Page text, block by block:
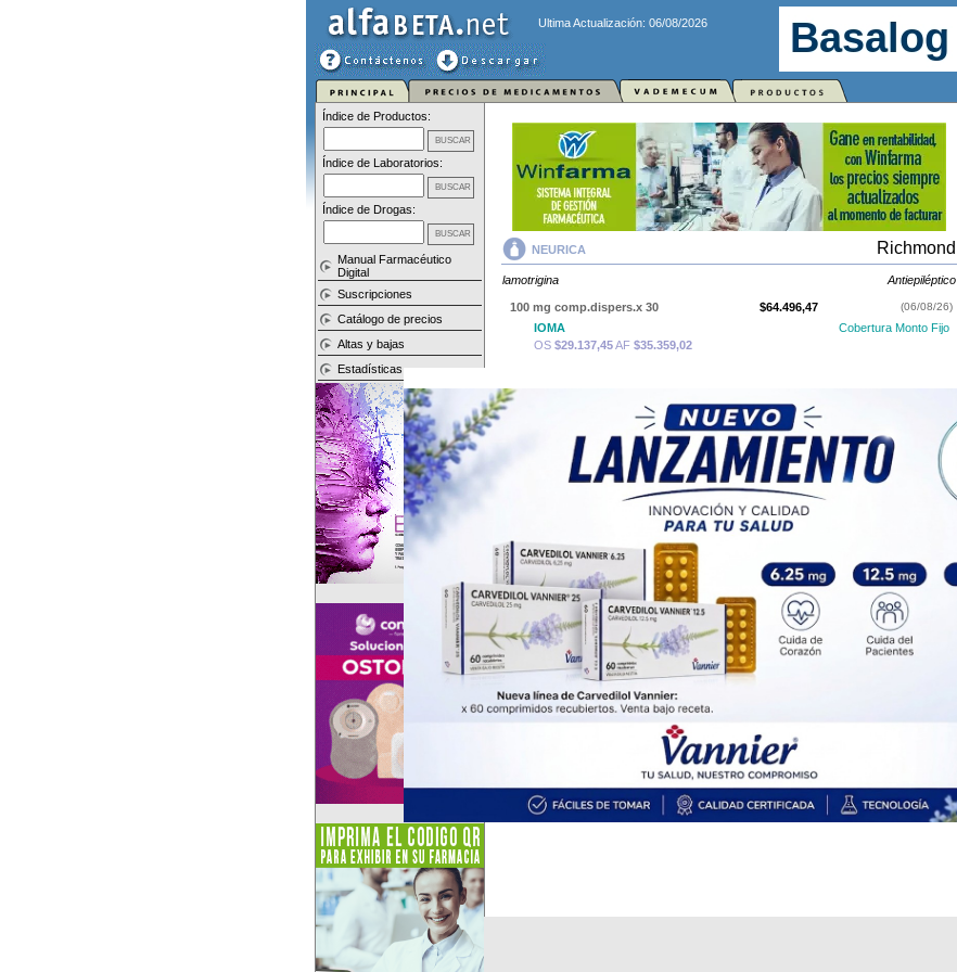
Ultima Actualización: 06/08/2026
Índice de Productos:
Índice de Laboratorios:
Índice de Drogas:
Manual Farmacéutico
Digital
Suscripciones
Catálogo de precios
Altas y bajas
Estadísticas
NEURICA Richmond
lamotrigina Antiepiléptico
100 mg comp.dispers.x 30 $64.496,47 (06/08/26)
IOMA
Cobertura Monto Fijo
OS $29.137,45AF $35.359,02
$65.206,74
25 mg comp.dispers.x 30 $26.584,31 (06/08/26)
Cobertura Monto Fijo
$12.095,25AF$14.489,06
50 mg comp.dispers.x 30 $40.508,62
OS$18.481,79AF$22.026,83
NEURICAcontienelamotrigina y se indica como Antiepiléptico. Es
producido porRichmondy cuenta con 4 presentaciones disponibles.
Explorar más
Otros productos conlamotrigina
Otros productos deRichmond